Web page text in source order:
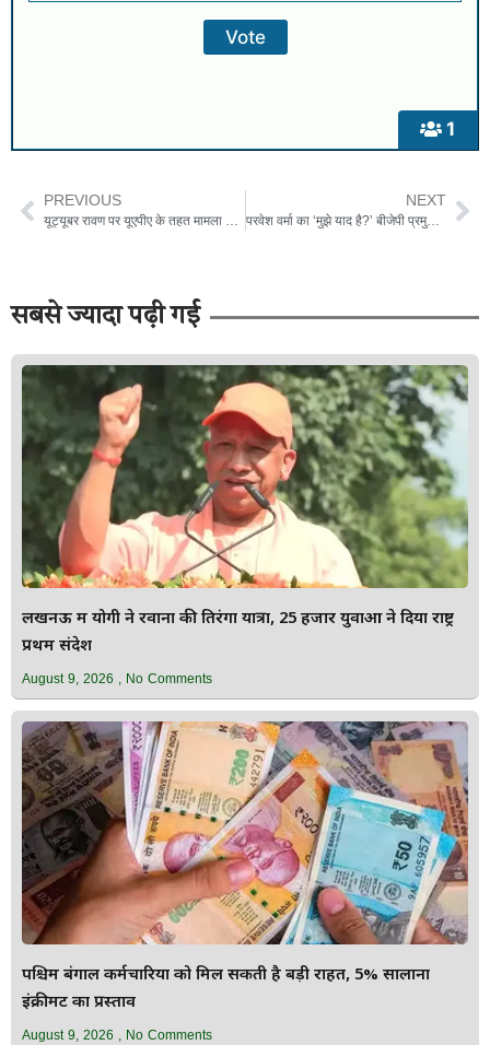
1
PREVIOUS
यूट्यूबर रावण पर यूएपीए के तहत मामला दर्ज; एपी में 14 दिन की न्यायिक हिरासत में भेज दिया गया
NEXT
परवेश वर्मा का ‘मुझे याद है?’ बीजेपी प्रमुख अरविंद केजरीवाल की ‘आप कौन हैं’ टिप्पणी पर करारा जवाब
सबसे ज्यादा पढ़ी गई
लखनऊ में योगी ने रवाना की तिरंगा यात्रा, 25 हजार युवाओं ने दिया राष्ट्र
प्रथम संदेश
August 9, 2026 No Comments
पश्चिम बंगाल कर्मचारियों को मिल सकती है बड़ी राहत, 5% सालाना
इंक्रीमेंट का प्रस्ताव
August 9, 2026 No Comments